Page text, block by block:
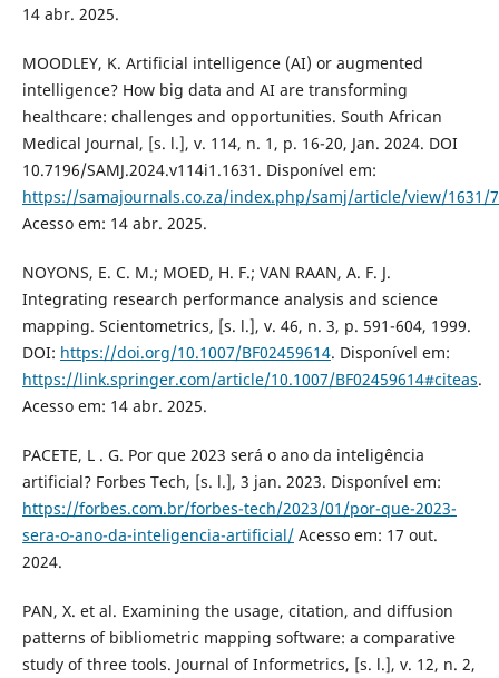
14 abr. 2025.
MOODLEY, K. Artificial intelligence (AI) or augmented
intelligence? How big data and AI are transforming
healthcare: challenges and opportunities. South African
Medical Journal, [s. l.], v. 114, n. 1, p. 16-20, Jan. 2024. DOI
10.7196/SAMJ.2024.v114i1.1631. Disponível em:
https://samajournals.co.za/index.php/samj/article/view/1631/
Acesso em: 14 abr. 2025.
NOYONS, E. C. M.; MOED, H. F.; VAN RAAN, A. F. J.
Integrating research performance analysis and science
mapping. Scientometrics, [s. l.], v. 46, n. 3, p. 591-604, 1999.
DOI: https://doi.org/10.1007/BF02459614. Disponível em:
https://link.springer.com/article/10.1007/BF02459614#citeas.
Acesso em: 14 abr. 2025.
PACETE, L . G. Por que 2023 será o ano da inteligência
artificial? Forbes Tech, [s. l.], 3 jan. 2023. Disponível em:
https://forbes.com.br/forbes-tech/2023/01/por-que-2023-
sera-o-ano-da-inteligencia-artificial/Acesso em: 17 out.
2024.
PAN, X. et al. Examining the usage, citation, and diffusion
patterns of bibliometric mapping software: a comparative
study of three tools. Journal of Informetrics, [s. l.], v. 12, n. 2,